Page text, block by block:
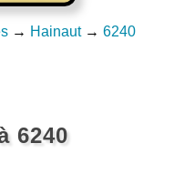
→ Hainaut → 6240
6240